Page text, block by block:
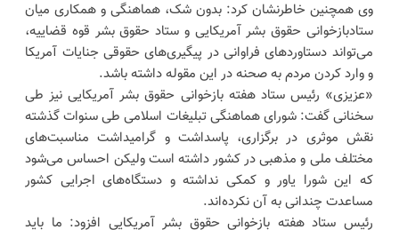
وی همچنین خاطرنشان کرد: بدون شک، هماهنگی و همکاری میان
ستادبازخوانی حقوق بشر آمریکایی و ستاد حقوق بشر قوه قضاییه،
می‌تواند دستاورد‌های فراوانی در پیگیری‌های حقوقی جنایات آمریکا
و وارد کردن مردم به صحنه در این مقوله داشته باشد.
«عزیزی» رئیس ستاد هفته بازخوانی حقوق بشر آمریکایی نیز طی
سخنانی گفت: شورای هماهنگی تبلیغات اسلامی طی سنوات گذشته
نقش موثری در برگزاری، پاسداشت و گرامیداشت مناسبت‌های
مختلف ملی و مذهبی در کشور داشته است ولیکن احساس می‌شود
که این شورا یاور و کمکی نداشته و دستگاه‌های اجرایی کشور
مساعدت چندانی به آن نکرده‌اند.
رئیس ستاد هفته بازخوانی حقوق بشر آمریکایی افزود: ما باید